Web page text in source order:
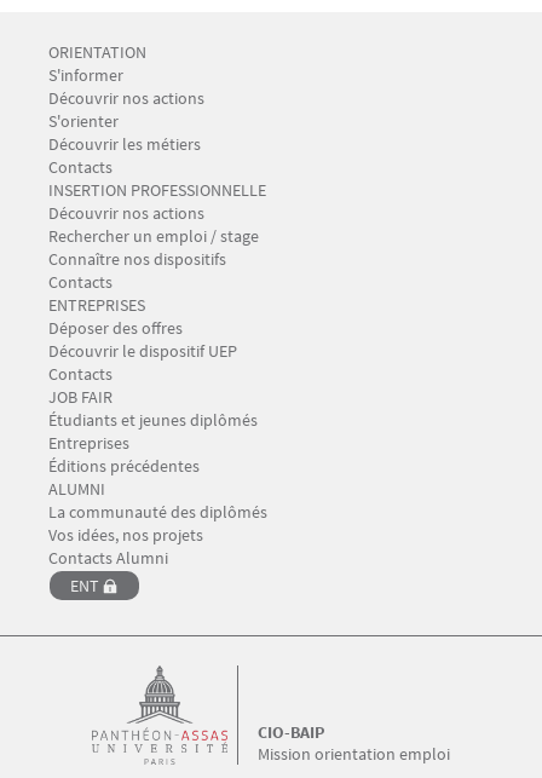
Menu Footer CIO-BAIP 1
ORIENTATION
S'informer
Découvrir nos actions
S'orienter
Découvrir les métiers
Contacts
Menu Footer CIO-BAIP 2
INSERTION PROFESSIONNELLE
Découvrir nos actions
Rechercher un emploi / stage
Connaître nos dispositifs
Contacts
Menu Footer CIO-BAIP 3
ENTREPRISES
Déposer des offres
Découvrir le dispositif UEP
Contacts
Menu Footer CIO-BAIP 4
JOB FAIR
Étudiants et jeunes diplômés
Entreprises
Éditions précédentes
Menu Footer CIO-BAIP 5
ALUMNI
La communauté des diplômés
Vos idées, nos projets
Contacts Alumni
ENT
Mission orientation emploi
CIO-BAIP